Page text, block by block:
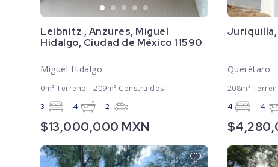
Leibnitz , Anzures, Miguel
Hidalgo, Ciudad de México 11590
Miguel Hidalgo
0m² Terreno - 209m² Construidos
3 4 2
$13,000,000 MXN
Querétaro
208m²
4 4